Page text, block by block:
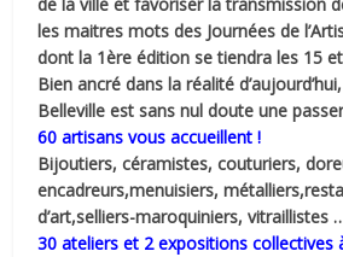
les maitres mots des Journées de
dont la 1ère édition se tiendra les 15
Bien ancré dans la réalité
Belleville est sans nul doute une
60 artisans vous accueillent !
Bijoutiers, céramistes, couturiers,
encadreurs,menuisiers,
d’art,selliers-maroquiniers, vitraillistes
30 ateliers et 2 expositions collectives